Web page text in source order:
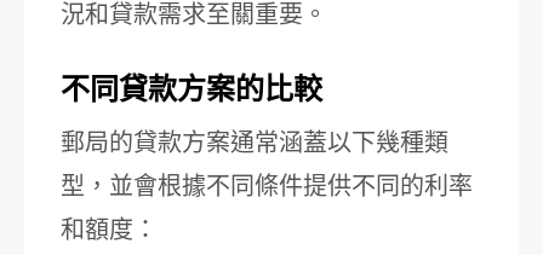
況和貸款需求至關重要。
不同貸款方案的比較
郵局的貸款方案通常涵蓋以下幾種類
型，並會根據不同條件提供不同的利率
和額度：